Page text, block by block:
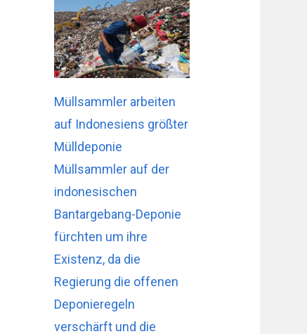
Müllsammler arbeiten
auf Indonesiens größter
Mülldeponie
Müllsammler auf der
indonesischen
Bantargebang-Deponie
fürchten um ihre
Existenz, da die
Regierung die offenen
Deponieregeln
verschärft und die